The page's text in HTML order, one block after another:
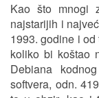
Kao što mnogi
najstarijih i
1993. godine i
koliko bi koštao
Debiana
softvera, odn.